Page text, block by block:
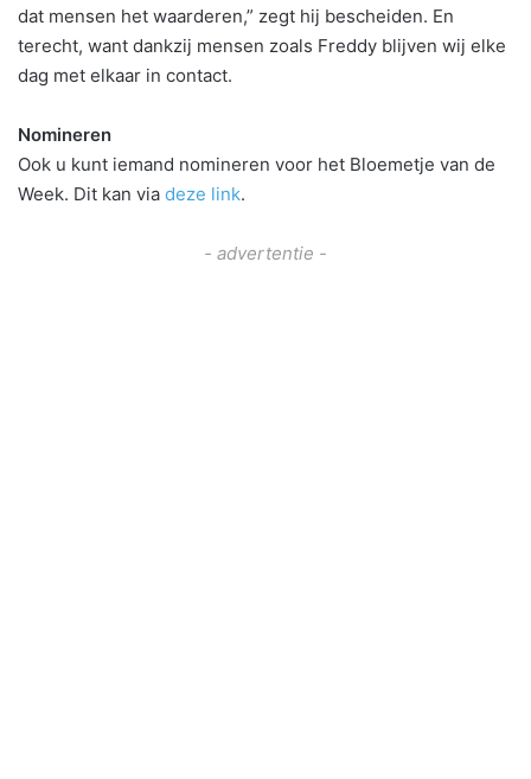
dat mensen het waarderen,” zegt hij bescheiden. En
terecht, want dankzij mensen zoals Freddy blijven wij elke
dag met elkaar in contact.
Nomineren
Ook u kunt iemand nomineren voor het Bloemetje van de
Week. Dit kan via deze link.
- advertentie -